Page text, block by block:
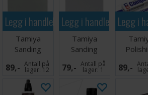
Legg i handlekurven
Tamiya
Sanding
Sponge -
2000
89,- Antall på
lager: 12
Legg i handlekurven
Tamiya
Sanding
Sponge Sheet
- 320
79,- Antall på
lager:1
Legg i
Fine
89,-